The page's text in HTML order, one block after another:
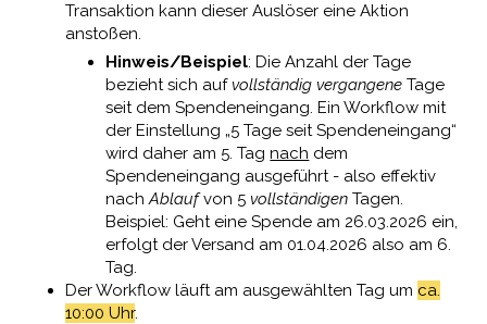
Transaktion kann dieser Auslöser eine Aktion
anstoßen.
Hinweis/Beispiel: Die Anzahl der Tage
bezieht sich auf vollständig vergangene Tage
seit dem Spendeneingang. Ein Workflow mit
der Einstellung „5 Tage seit Spendeneingang“
wird daher am 5. Tagnach dem
Spendeneingang ausgeführt - also effektiv
nachAblaufvon 5 vollständigen Tagen.
Beispiel: Geht eine Spende am 26.03.2026 ein,
erfolgt der Versand am 01.04.2026 also am 6.
Tag.
Der Workflow läuft am ausgewählten Tag um ca.
10:00 Uhr.